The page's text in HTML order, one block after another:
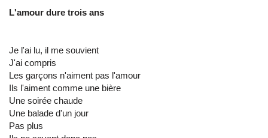
L'amour dure trois ans
Je l'ai lu, il me souvient
J'ai compris
Les garçons n'aiment pas l'amour
Ils l'aiment comme une bière
Une soirée chaude
Une balade d'un jour
Pas plus